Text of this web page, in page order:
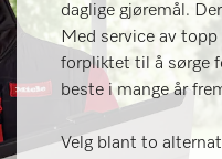
daglige gjøremål.
Med service av
forpliktet til å sørge
beste i mange år
Velg blant to